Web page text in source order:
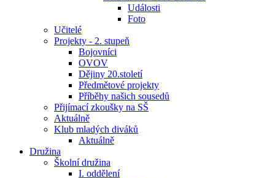
Události
Foto
Učitelé
Projekty - 2. stupeň
Bojovníci
OVOV
Dějiny 20.století
Předmětové projekty
Příběhy našich sousedů
Přijímací zkoušky na SŠ
Aktuálně
Klub mladých diváků
Aktuálně
Družina
Školní družina
I. oddělení